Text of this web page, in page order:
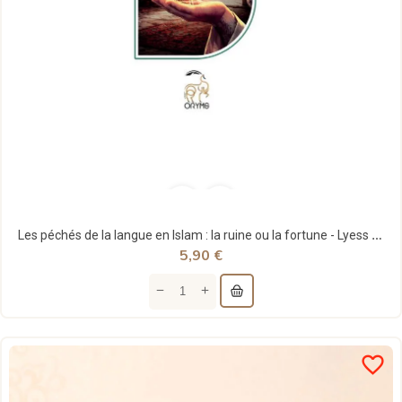
Les péchés de la langue en Islam : la ruine ou la fortune - Lyess Chacal - Oryms
5,90 €
favorite_border